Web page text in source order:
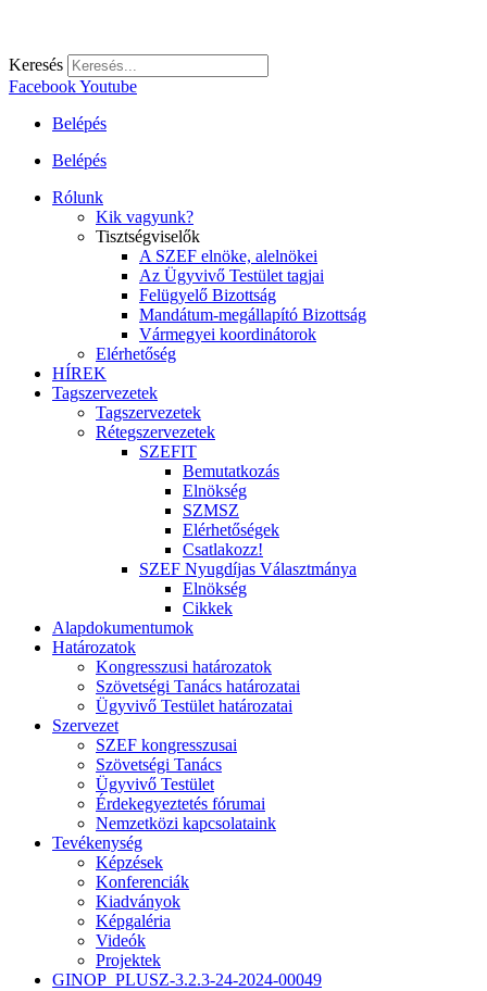
Keresés
FacebookYoutube
Belépés
Belépés
Rólunk
Kik vagyunk?
Tisztségviselők
A SZEF elnöke, alelnökei
Az Ügyvivő Testület tagjai
Felügyelő Bizottság
Mandátum-megállapító Bizottság
Vármegyei koordinátorok
Elérhetőség
HÍREK
Tagszervezetek
Tagszervezetek
Rétegszervezetek
SZEFIT
Bemutatkozás
Elnökség
SZMSZ
Elérhetőségek
Csatlakozz!
SZEF Nyugdíjas Választmánya
Elnökség
Cikkek
Alapdokumentumok
Határozatok
Kongresszusi határozatok
Szövetségi Tanács határozatai
Ügyvivő Testület határozatai
Szervezet
SZEF kongresszusai
Szövetségi Tanács
Ügyvivő Testület
Érdekegyeztetés fórumai
Nemzetközi kapcsolataink
Tevékenység
Képzések
Konferenciák
Kiadványok
Képgaléria
Videók
Projektek
GINOP_PLUSZ-3.2.3-24-2024-00049